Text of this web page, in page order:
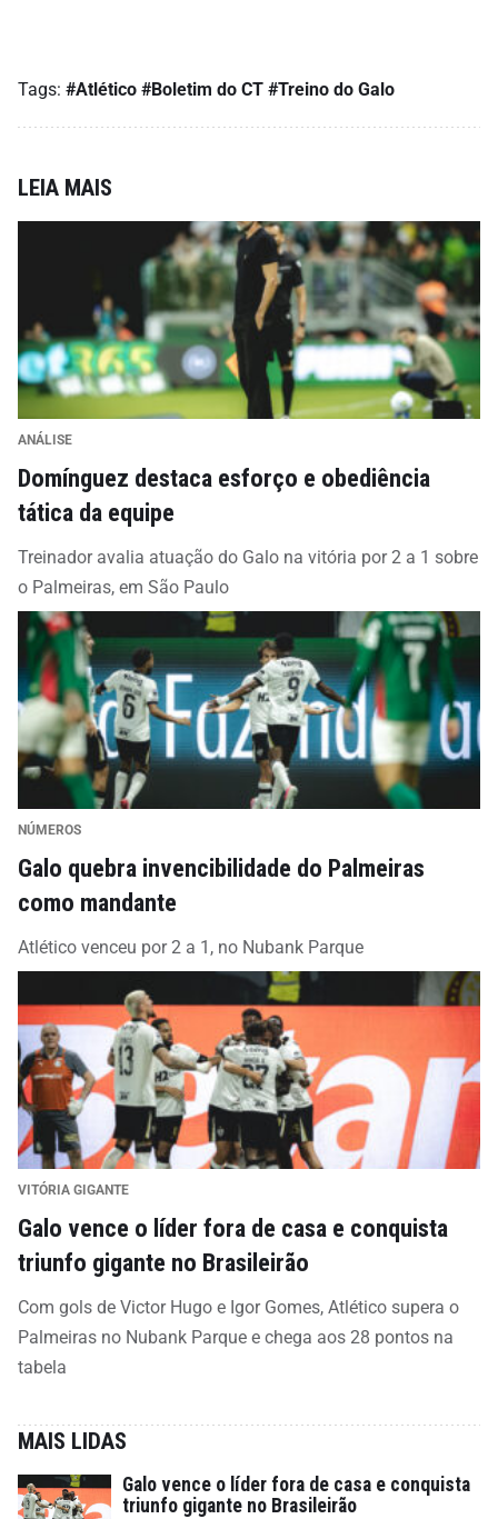
Tags: #Atlético #Boletim do CT #Treino do Galo
LEIA MAIS
ANÁLISE
Domínguez destaca esforço e obediência
tática da equipe
Treinador avalia atuação do Galo na vitória por 2 a 1 sobre
o Palmeiras, em São Paulo
NÚMEROS
Galo quebra invencibilidade do Palmeiras
como mandante
Atlético venceu por 2 a 1, no Nubank Parque
VITÓRIA GIGANTE
Galo vence o líder fora de casa e conquista
triunfo gigante no Brasileirão
Com gols de Victor Hugo e Igor Gomes, Atlético supera o
Palmeiras no Nubank Parque e chega aos 28 pontos na
tabela
MAIS LIDAS
Galo vence o líder fora de casa e conquista
triunfo gigante no Brasileirão